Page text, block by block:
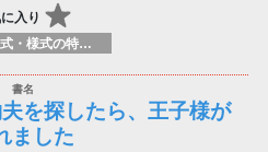
入り
小説：形式・様式の特徴：ラノベ（ライトノベルズ）
を探したら、王子様が
ました